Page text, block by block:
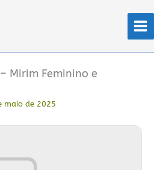
Mirim Feminino e
maio de 2025